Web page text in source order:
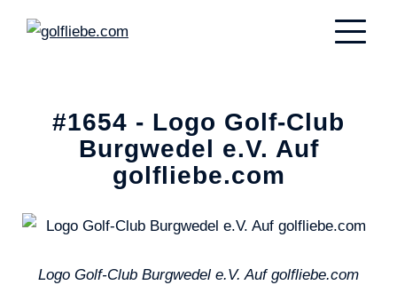
#1654 - Logo Golf-Club
Burgwedel e.V. Auf
golfliebe.com
Logo Golf-Club Burgwedel e.V. Auf golfliebe.com